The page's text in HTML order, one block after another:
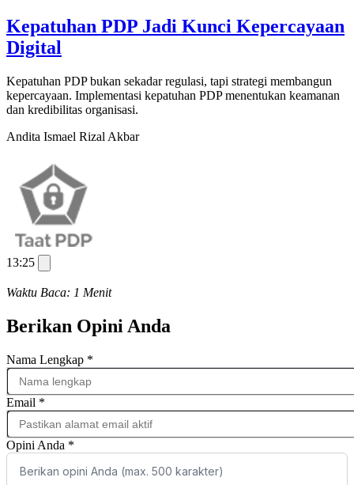
Kepatuhan PDP Jadi Kunci Kepercayaan
Digital
Kepatuhan PDP bukan sekadar regulasi, tapi strategi membangun
kepercayaan. Implementasi kepatuhan PDP menentukan keamanan
dan kredibilitas organisasi.
Andita Ismael Rizal Akbar
13:25
Waktu Baca: 1 Menit
Berikan Opini Anda
Nama Lengkap *
Email *
Opini Anda *